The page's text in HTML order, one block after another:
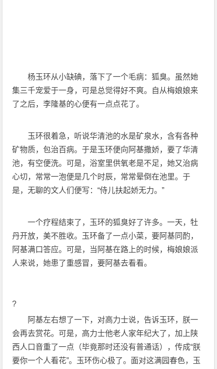
杨玉环从小缺碘，落下了一个毛病：狐臭。虽然她
集三千宠爱于一身，可是总觉得好不爽。自从梅娘娘来
了之后，李隆基的心便有一点点花了。
玉环很着急，听说华清池的水是矿泉水，含有各种
矿物质，包治百病。于是玉环便向阿基撒娇，要了华清
池，有空便洗。可是，浴室里供氧老是不足，她又治病
心切，常常一泡便是几个时辰，常常晕倒在池里。于
是，无聊的文人们便写：“侍儿扶起娇无力。”
一个疗程结束了，玉环的狐臭好了许多。一天，牡
丹开放，美不胜收。玉环备了一点小菜，要阿基同酌，
阿基满口答应。可是，当阿基在路上的时候，梅娘娘派
人来说，她患了重感冒，要阿基去看看。
?
阿基左右想了一下，对高力士说，告诉玉环，朕一
会再去赏花。可是，高力士他老人家年纪大了，加上陕
西人口音重了一点（毕竟那时还没有普通话），传成“朕
要你一个人看花”。玉环伤心极了。面对这满园春色，玉